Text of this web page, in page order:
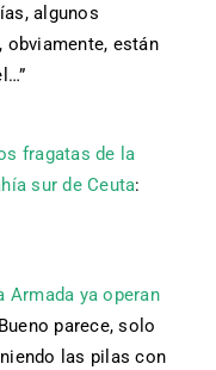
algunos
obviamente, están
”
fragatas de la
sur de Ceuta:
Armada ya operan
parece, solo
las pilas con